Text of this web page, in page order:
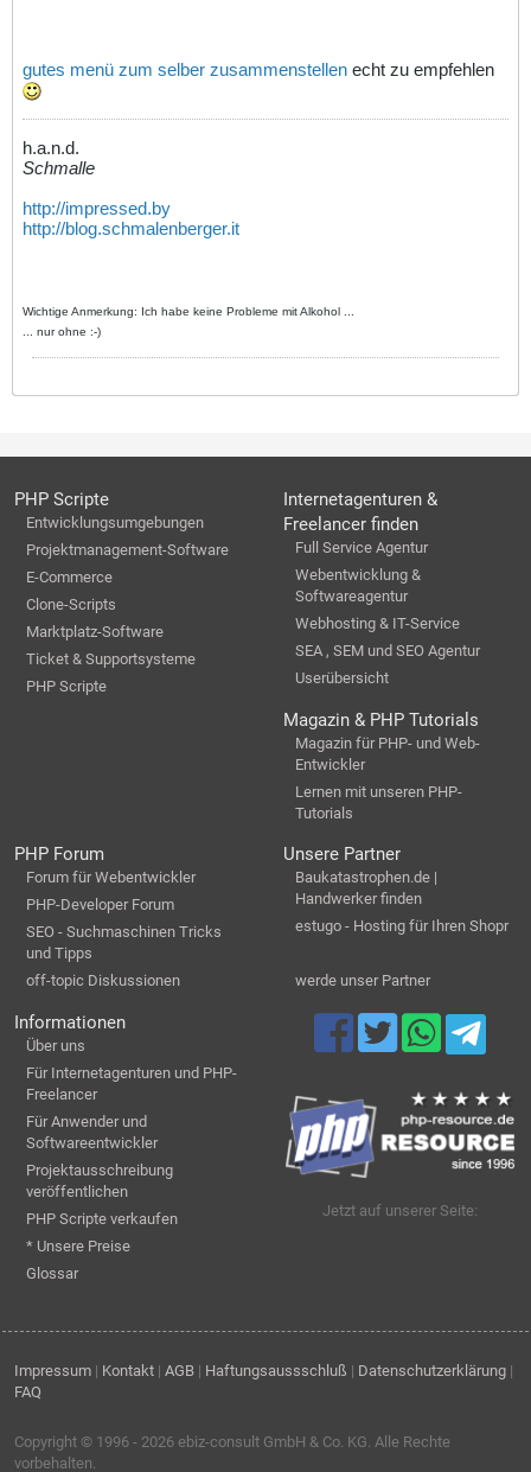
gutes menü zum selber zusammenstellen echt zu empfehlen
h.a.n.d.
Schmalle
http://impressed.by
http://blog.schmalenberger.it
Wichtige Anmerkung: Ich habe keine Probleme mit Alkohol ...
... nur ohne :-)
PHP Scripte
Entwicklungsumgebungen
Projektmanagement-Software
E-Commerce
Clone-Scripts
Marktplatz-Software
Ticket & Supportsysteme
PHP Scripte
Internetagenturen &
Freelancer finden
Full Service Agentur
Webentwicklung &
Softwareagentur
Webhosting & IT-Service
SEA , SEM und SEO Agentur
Userübersicht
Magazin & PHP Tutorials
Magazin für PHP- und Web-
Entwickler
Lernen mit unseren PHP-
Tutorials
PHP Forum
Forum für Webentwickler
PHP-Developer Forum
SEO - Suchmaschinen Tricks
und Tipps
off-topic Diskussionen
Unsere Partner
Baukatastrophen.de |
Handwerker finden
estugo - Hosting für Ihren Shopr
werde unser Partner
Informationen
Über uns
Für Internetagenturen und PHP-
Freelancer
Für Anwender und
Softwareentwickler
Projektausschreibung
veröffentlichen
PHP Scripte verkaufen
* Unsere Preise
Glossar
Jetzt auf unserer Seite:
Impressum | Kontakt | AGB | Haftungsaussschluß | Datenschutzerklärung |
FAQ
Copyright © 1996 - 2026 ebiz-consult GmbH & Co. KG. Alle Rechte
vorbehalten.